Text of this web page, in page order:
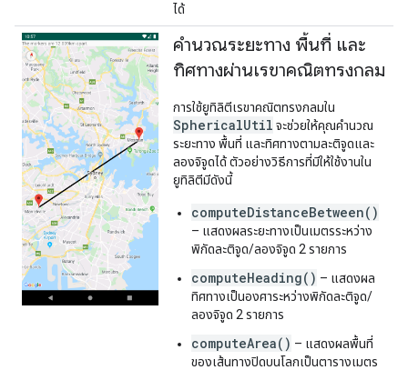
ได้
คำนวณระยะทาง พื้นที่ และ
ทิศทางผ่านเรขาคณิตทรงกลม
การใช้ยูทิลิตีเรขาคณิตทรงกลมใน
SphericalUtil จะช่วยให้คุณคํานวณ
ระยะทาง พื้นที่ และทิศทางตามละติจูดและ
ลองจิจูดได้ ตัวอย่างวิธีการที่มีให้ใช้งานใน
ยูทิลิตีมีดังนี้
computeDistanceBetween()
– แสดงผลระยะทางเป็นเมตรระหว่าง
พิกัดละติจูด/ลองจิจูด 2 รายการ
computeHeading() – แสดงผล
ทิศทางเป็นองศาระหว่างพิกัดละติจูด/
ลองจิจูด 2 รายการ
computeArea() – แสดงผลพื้นที่
ของเส้นทางปิดบนโลกเป็นตารางเมตร